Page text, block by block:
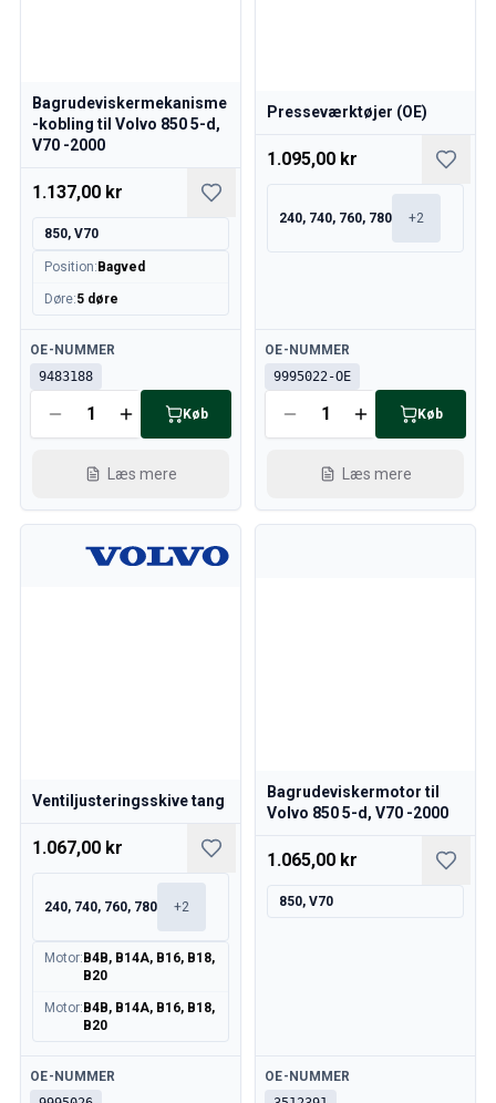
Bagrudeviskermekanisme
-kobling til Volvo 850 5-d,
V70 -2000
1.137,00 kr
850, V70
Position: Bagved
Døre:5 døre
Tilgængelig
OE-NUMMER
9483188
Køb
Læs mere
Presseværktøjer (OE)
1.095,00 kr
240, 740, 760, 780 +2
Tilgængelig
OE-NUMMER
9995022-OE
Køb
Læs mere
Ventiljusteringsskive tang
1.067,00 kr
240, 740, 760, 780 +2
Motor: B4B, B14A, B16, B18,
B20
Motor: B4B, B14A, B16, B18,
B20
Tilgængelig
OE-NUMMER
Bagrudeviskermotor til
Volvo 850 5-d, V70 -2000
1.065,00 kr
850, V70
Tilgængelig
OE-NUMMER